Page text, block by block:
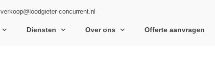
verkoop@loodgieter-concurrent.nl
Diensten Over ons Offerte aanvragen